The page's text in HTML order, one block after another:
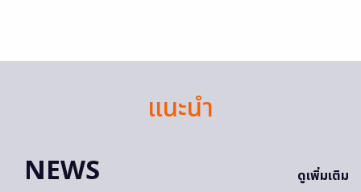
แนะนำ
NEWS
ดูเพิ่มเติม